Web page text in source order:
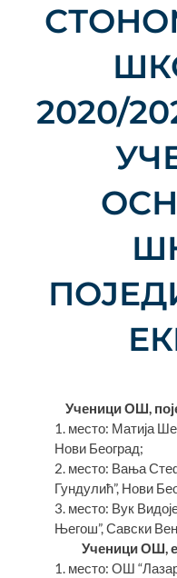
2020/
Ученици ОШ,
1. место: Матија
Нови Београд;
2. место: Вања
Гундулић”, Нови
3. место: Вук
Његош”, Савски
Ученици ОШ,
1. место: ОШ